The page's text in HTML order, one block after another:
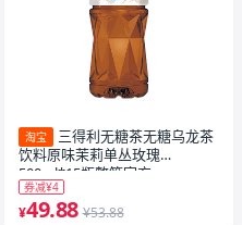
淘宝
三得利无糖茶无糖乌龙茶
饮料原味茉莉单丛玫瑰
500ml*15瓶整箱官方
券减¥4
¥49.88 ¥53.88